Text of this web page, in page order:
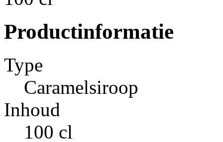
Productinformatie
Type
Caramelsiroop
Inhoud
100 cl